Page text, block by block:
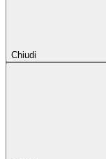
Chiudi